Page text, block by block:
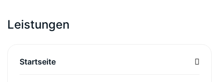
Leistungen
Startseite